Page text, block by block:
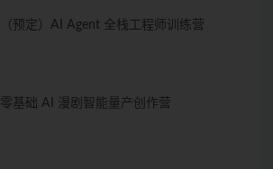
（预定）AI Agent 全栈工程师训练营
零基础 AI 漫剧智能量产创作营